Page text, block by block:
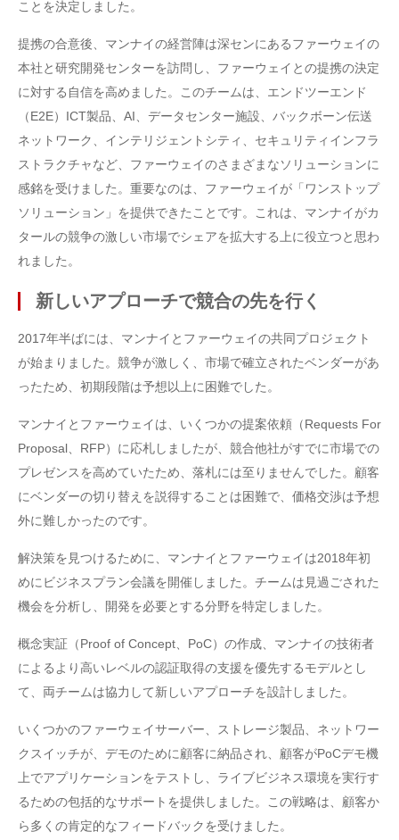
ことを決定しました。
提携の合意後、マンナイの経営陣は深センにあるファーウェイの
本社と研究開発センターを訪問し、ファーウェイとの提携の決定
に対する自信を高めました。このチームは、エンドツーエンド
（E2E）ICT製品、AI、データセンター施設、バックボーン伝送
ネットワーク、インテリジェントシティ、セキュリティインフラ
ストラクチャなど、ファーウェイのさまざまなソリューションに
感銘を受けました。重要なのは、ファーウェイが「ワンストップ
ソリューション」を提供できたことです。これは、マンナイがカ
タールの競争の激しい市場でシェアを拡大する上に役立つと思わ
れました。
新しいアプローチで競合の先を行く
2017年半ばには、マンナイとファーウェイの共同プロジェクト
が始まりました。競争が激しく、市場で確立されたベンダーがあ
ったため、初期段階は予想以上に困難でした。
マンナイとファーウェイは、いくつかの提案依頼（Requests For
Proposal、RFP）に応札しましたが、競合他社がすでに市場での
プレゼンスを高めていたため、落札には至りませんでした。顧客
にベンダーの切り替えを説得することは困難で、価格交渉は予想
外に難しかったのです。
解決策を見つけるために、マンナイとファーウェイは2018年初
めにビジネスプラン会議を開催しました。チームは見過ごされた
機会を分析し、開発を必要とする分野を特定しました。
概念実証（Proof of Concept、PoC）の作成、マンナイの技術者
によるより高いレベルの認証取得の支援を優先するモデルとし
て、両チームは協力して新しいアプローチを設計しました。
いくつかのファーウェイサーバー、ストレージ製品、ネットワー
クスイッチが、デモのために顧客に納品され、顧客がPoCデモ機
上でアプリケーションをテストし、ライブビジネス環境を実行す
るための包括的なサポートを提供しました。この戦略は、顧客か
ら多くの肯定的なフィードバックを受けました。